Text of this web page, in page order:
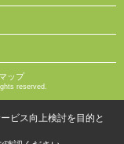
ップ
reserved.
ビス向上検討を目的と